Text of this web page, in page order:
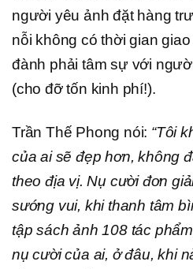
người yêu ảnh đặt hàng
nỗi không có thời gian
đành phải tâm sự với
(cho đỡ tốn kinh phí!).
Trần Thế Phong nói: “Tôi
của ai sẽ đẹp hơn, không
theo địa vị. Nụ cười đơn
sướng vui, khi thanh tâm
tập sách ảnh 108 tác
nụ cười của ai, ở đâu, khi